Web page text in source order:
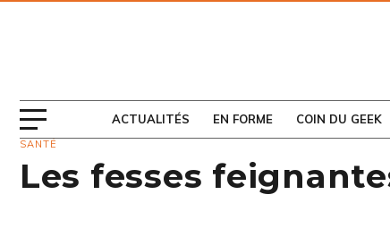
ACTUALITÉS EN FORME COIN DU GEEK
SANTÉ
Les fesses